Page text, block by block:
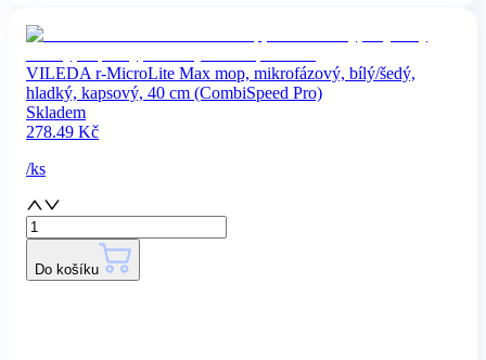
VILEDA r-MicroLite Max mop, mikrofázový, bílý/šedý,
hladký, kapsový, 40 cm (CombiSpeed Pro)
Skladem
278.49 Kč
/ks
Do košíku